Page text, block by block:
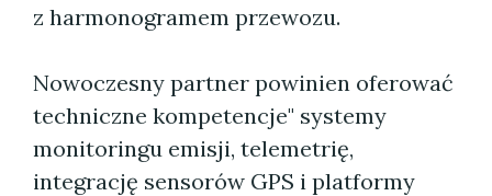
z harmonogramem przewozu.
Nowoczesny partner powinien oferować
techniczne kompetencje" systemy
monitoringu emisji, telemetrię,
integrację sensorów GPS i platformy